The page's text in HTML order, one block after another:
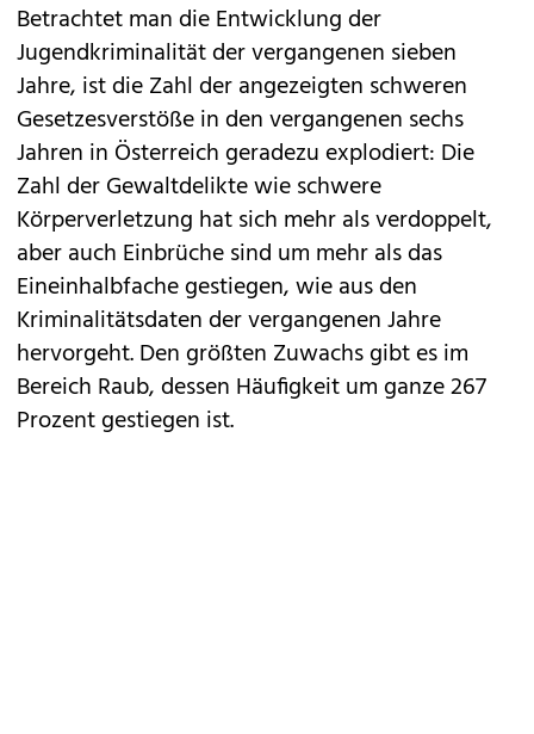
Betrachtet man die Entwicklung der
Jugendkriminalität der vergangenen sieben
Jahre, ist die Zahl der angezeigten schweren
Gesetzesverstöße in den vergangenen sechs
Jahren in Österreich geradezu explodiert: Die
Zahl der Gewaltdelikte wie schwere
Körperverletzung hat sich mehr als verdoppelt,
aber auch Einbrüche sind um mehr als das
Eineinhalbfache gestiegen, wie aus den
Kriminalitätsdaten der vergangenen Jahre
hervorgeht. Den größten Zuwachs gibt es im
Bereich Raub, dessen Häufigkeit um ganze 267
Prozent gestiegen ist.